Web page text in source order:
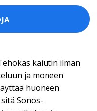
kaiutin ilman
ja moneen
huoneen
Sonos-